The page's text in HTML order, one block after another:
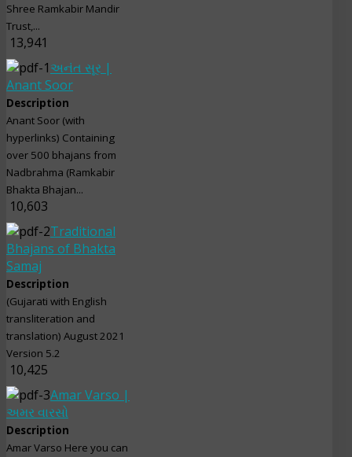
Shree Ramkabir Mandir
Trust,...
13,941
અનંત સૂર |
Anant Soor
Description
Anant Soor (with
hyperlinks) Containing
over 500 bhajans from
Nadbrahma (Ramkabir
Bhakta Bhajan...
10,603
Traditional
Bhajans of Bhakta
Samaj
Description
(Gujarati with English
transliteration and
translation) August 2021
Version 5.2
10,425
Amar Varso |
અમર વારસો
Description
Amar Varso Here you can